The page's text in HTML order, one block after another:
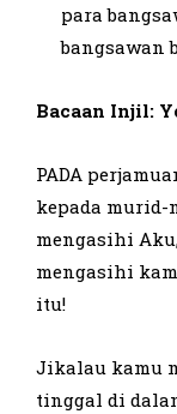
para
bangsawan
Bacaan Injil:
PADA
kepada murid-
mengasihi
mengasihi
itu!
Jikalau kamu
tinggal di